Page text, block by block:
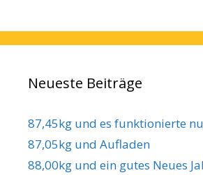
Neueste Beiträge
87,45kg und es funktionierte
87,05kg und Aufladen
88,00kg und ein gutes Neues